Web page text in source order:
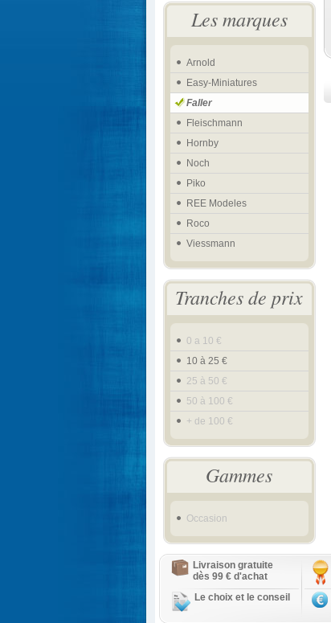
Les marques
Arnold
Easy-Miniatures
Faller
Fleischmann
Hornby
Noch
Piko
REE Modeles
Roco
Viessmann
Tranches de prix
0 a 10 €
10 à 25 €
25 à 50 €
50 à 100 €
+ de 100 €
Gammes
Occasion
Livraison gratuite
dès 99 € d'achat
Le choix et le conseil